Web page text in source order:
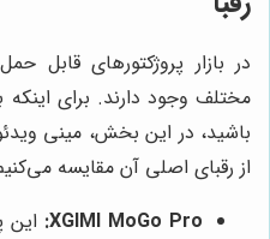
در بازار پروژکتورهای قابل
مختلف وجود دارند. برای اینکه
از رقبای اصلی آن مقایسه
XGIMI MoGo Pro: این